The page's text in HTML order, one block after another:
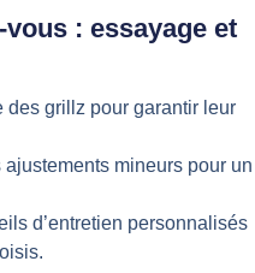
: essayage et
des grillz pour garantir leur
mineurs pour un
d’entretien personnalisés